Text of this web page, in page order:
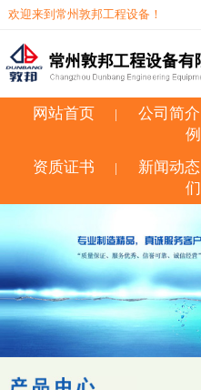
欢迎来到常州敦邦工程设备！
网站首页 公司简介
例
资质证书
| 新闻动态
们